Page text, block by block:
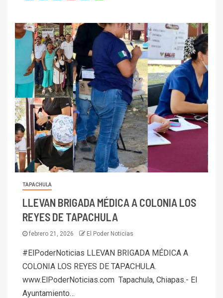
TAPACHULA
LLEVAN BRIGADA MÉDICA A COLONIA LOS
REYES DE TAPACHULA
febrero 21, 2026 El Poder Noticias
#ElPoderNoticias LLEVAN BRIGADA MÉDICA A
COLONIA LOS REYES DE TAPACHULA.
www.ElPoderNoticias.com Tapachula, Chiapas.- El
Ayuntamiento…